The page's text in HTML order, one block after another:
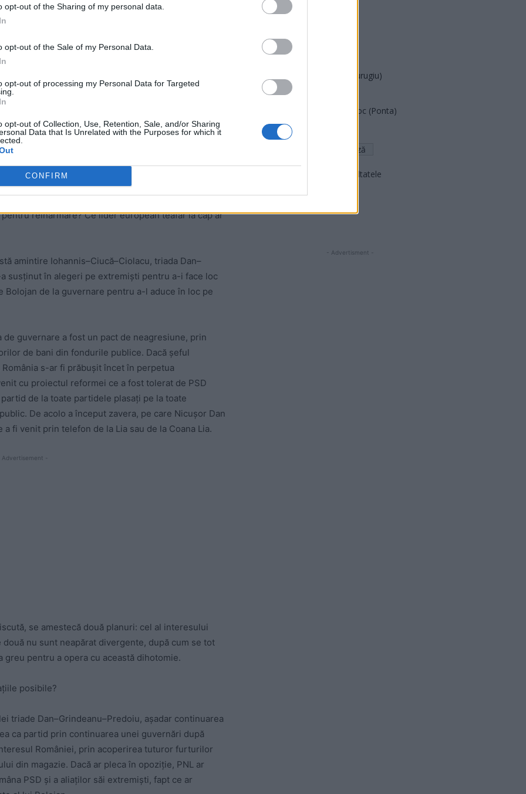
opt-out of the Sharing of my personal data.
opt-out of the Sale of my Personal Data.
opt-out of processing my Personal Data for Targeted
opt-out of Collection, Use, Retention, Sale, and/or Sharing
Data that Is Unrelated with the Purposes for which it
CONFIRM
ad
(cel puțin!) să se producă ne pune, din nou, în fața
a oricărei forțe politice din fosta coaliție. Cum să
tot ceea ce declară și face, să guverneze într-o
din criza în care ne-a adus Guvernul Ciolacu),
reînarmare? Ce lider european teafăr la cap ar
amintire Iohannis–Ciucă–Ciolacu, triada Dan–
susținut în alegeri pe extremiști pentru a-i face loc
de la guvernare pentru a-l aduce în loc pe
guvernare a fost un pact de neagresiune, prin
de bani din fondurile publice. Dacă șeful
s-ar fi prăbușit încet în perpetua
cu proiectul reformei ce a fost tolerat de PSD
de la toate partidele plasați pe la toate
De acolo a început zavera, pe care Nicușor Dan
fi venit prin telefon de la Lia sau de la Coana Lia.
Advertisement -
se amestecă două planuri: cel al interesului
nu sunt neapărat divergente, după cum se tot
pentru a opera cu această dihotomie.
posibile?
triade Dan–Grindeanu–Predoiu, așadar continuarea
ca partid prin continuarea unei guvernări după
României, prin acoperirea tuturor furturilor
din magazie. Dacă ar pleca în opoziție, PNL ar
PSD și a aliaților săi extremiști, fapt ce ar
PDF (Lazarus)
PNȚCD (Pavelescu)
PNCR (Terheș)
Partidul Patrioților (Surugiu)
FAR (Coarnă)
România pe Primul Loc (Ponta)
Altul
Arată rezultatele
- Advertisment -